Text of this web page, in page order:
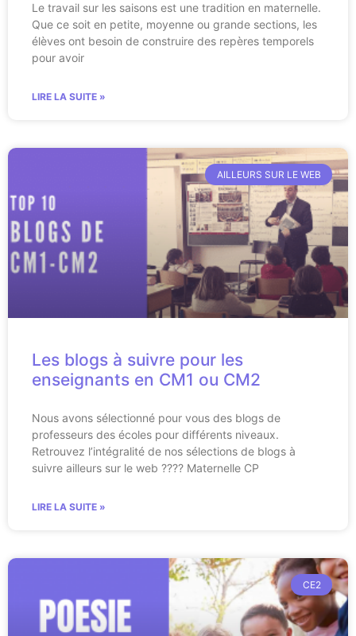
Le travail sur les saisons est une tradition en maternelle.
Que ce soit en petite, moyenne ou grande sections, les
élèves ont besoin de construire des repères temporels
pour avoir
LIRE LA SUITE »
AILLEURS SUR LE WEB
Les blogs à suivre pour les
enseignants en CM1 ou CM2
Nous avons sélectionné pour vous des blogs de
professeurs des écoles pour différents niveaux.
Retrouvez l’intégralité de nos sélections de blogs à
suivre ailleurs sur le web ???? Maternelle CP
LIRE LA SUITE »
CE2